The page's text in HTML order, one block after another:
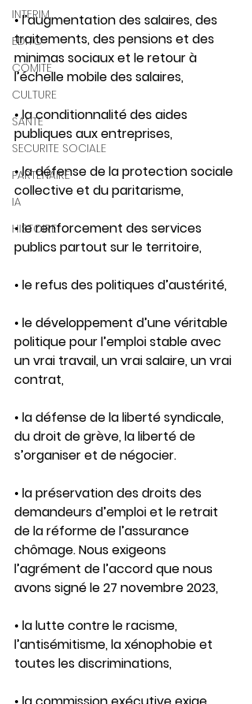
INTERIM
EDITO
COMITE
CULTURE
SANTE
SECURITE SOCIALE
PARTENAIRE
IA
HISTOIRE
• l’augmentation des salaires, des
traitements, des pensions et des
minimas sociaux et le retour à
l’échelle mobile des salaires,
• la conditionnalité des aides
publiques aux entreprises,
• la défense de la protection sociale
collective et du paritarisme,
• le renforcement des services
publics partout sur le territoire,
• le refus des politiques d’austérité,
• le développement d’une véritable
politique pour l’emploi stable avec
un vrai travail, un vrai salaire, un vrai
contrat,
• la défense de la liberté syndicale,
du droit de grève, la liberté de
s’organiser et de négocier.
• la préservation des droits des
demandeurs d’emploi et le retrait
de la réforme de l’assurance
chômage. Nous exigeons
l’agrément de l’accord que nous
avons signé le 27 novembre 2023,
• la lutte contre le racisme,
l’antisémitisme, la xénophobie et
toutes les discriminations,